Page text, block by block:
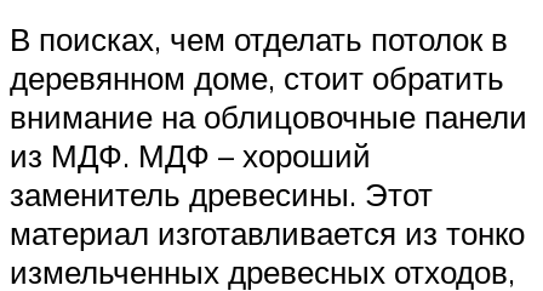
В поисках, чем отделать потолок в
деревянном доме, стоит обратить
внимание на облицовочные панели
из МДФ. МДФ – хороший
заменитель древесины. Этот
материал изготавливается из тонко
измельченных древесных отходов,